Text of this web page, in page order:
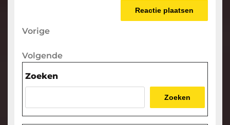
Berichtnavigatie
Vorige
Vorige
Volgende
Volgende
Zoeken
Zoeken